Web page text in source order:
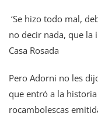
‘Se hizo todo mal,
no decir nada, que la
Casa Rosada
Pero Adorni no les
que entró a la
rocambolescas